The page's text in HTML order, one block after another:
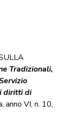
Tradizionali,
diritti di
anno VI, n. 10,